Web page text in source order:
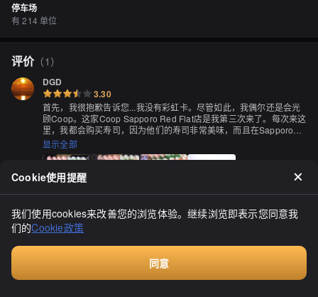
停车场
有 214 单位
评价（1 ）
DGD
3.30
首先，我很抱歉告诉您...我没有彩虹卡。尽管如此，我偶尔还是会光
顾Coop。这家Coop Sapporo Red Flat店是我第三次来了。每次来这
里，我都会购买寿司，因为他们的寿司非常美味，而且在Sapporo的
Coop也曾买过。这次，我购买了48块寿司，其中包括4份12块装的奢
华盛宴寿司以及其他寿司（其他寿司没有照片）。中吞拿鱼吃进嘴里
时，有一种融化的感觉，味道甜美，非常美味。带子肉质丰满，咬感
鲜美，口感弹牙，新鲜度很好。鲍鱼有嚼劲，慢慢咀嚼非常美味。海
胆使用了味噌，味道还可以。鱼子酱不仅仅是咸味，还有柔和的咸味
和美味。其他寿司也都非常美味。相比之前购买的时候，寿司的鱼片
似乎稍微小了一点。科学技术也被用来改进了制作。这家店里要单独
购买姜片，有点可惜。酱油可以免费自取，但芥末需要另外付费购
买。最后，寿司饭稍微有一定的韧性，饭也很美味，调味酱醋很好，
与鱼片非常搭配。☆☆☆下次预告☆☆☆10倍！10倍！积分10倍！
显示全部
Cookie使用提醒
我们使用cookies来改善您的浏览体验。继续浏览即表示您同意我
们的Cookie政策
同意